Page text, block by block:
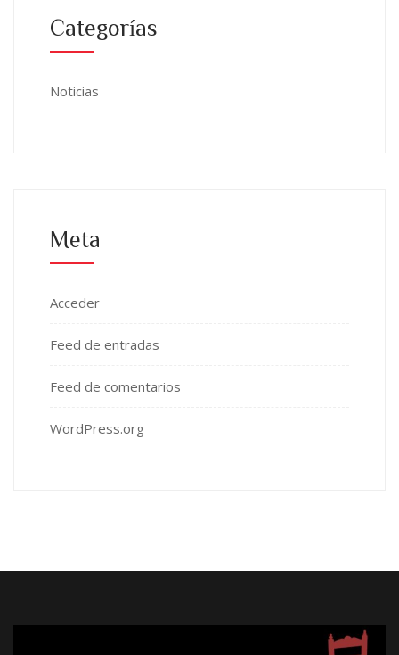
Categorías
Noticias
Meta
Acceder
Feed de entradas
Feed de comentarios
WordPress.org